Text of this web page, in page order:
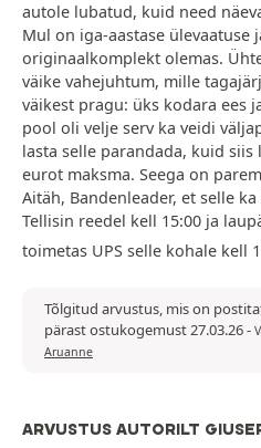
autole lubatud, kuid need
Mul on iga-aastase ülevaatuse
originaalkomplekt olemas.
väike vahejuhtum, mille
väikest pragu: üks kodara ees
pool oli velje serv ka veidi
lasta selle parandada, kuid siis
eurot maksma. Seega on
Aitäh, Bandenleader, et selle
Tellisin reedel kell 15:00 ja
toimetas UPS selle kohale kell
Tõlgitud arvustus, mis on
pärast ostukogemust 27.03.26-
Aruanne
ARVUSTUS AUTORILT